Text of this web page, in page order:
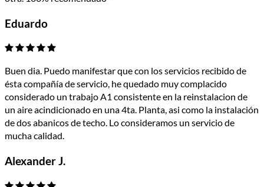
Eduardo
Buen dia. Puedo manifestar que con los servicios recibido de
ésta compañía de servicio, he quedado muy complacido
considerado un trabajo A1 consistente en la reinstalacion de
un aire acindicionado en una 4ta. Planta, asi como la instalación
de dos abanicos de techo. Lo consideramos un servicio de
mucha calidad.
Alexander J.